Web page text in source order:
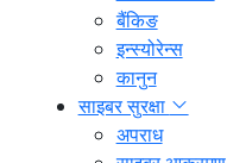
बैंकिङ
इन्स्योरेन्स
कानुन
साइबर सुरक्षा
अपराध